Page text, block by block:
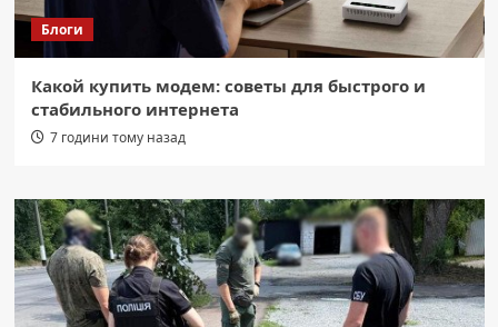
Блоги
Какой купить модем: советы для быстрого и
стабильного интернета
7 години тому назад